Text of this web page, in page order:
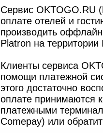
Сервис OKTOGO.RU
оплате отелей и
производить
Platron на территории
Клиенты сервиса
помощи платежной
этого достаточно
оплате принимаются
платежными
Comepay) или